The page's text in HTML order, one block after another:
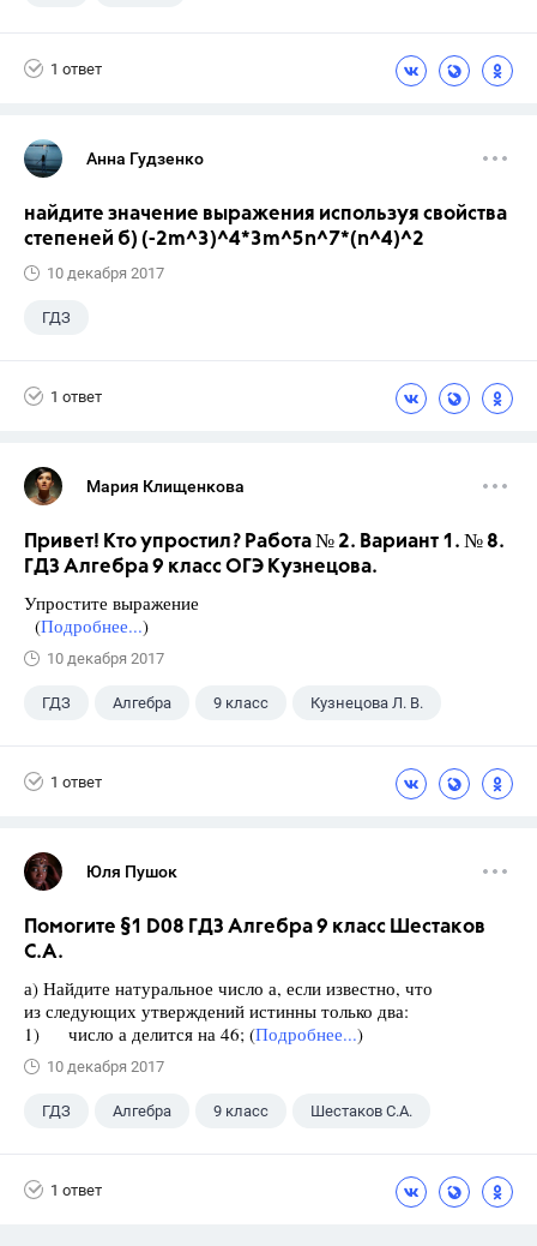
1 ответ
Анна Гудзенко
найдите значение выражения используя свойства
степеней б) (-2m^3)^4*3m^5n^7*(n^4)^2
10 декабря 2017
ГДЗ
1 ответ
Мария Клищенкова
Привет! Кто упростил? Работа № 2. Вариант 1. № 8.
ГДЗ Алгебра 9 класс ОГЭ Кузнецова.
Упростите выражение
(Подробнее...)
10 декабря 2017
ГДЗ Алгебра 9 класс Кузнецова Л. В.
1 ответ
Юля Пушок
Помогите §1 D08 ГДЗ Алгебра 9 класс Шестаков
С.А.
а) Найдите натуральное число а, если известно, что
из следующих утверждений истинны только два:
1) число а делится на 46; (Подробнее...)
10 декабря 2017
ГДЗ Алгебра 9 класс Шестаков С.А.
1 ответ